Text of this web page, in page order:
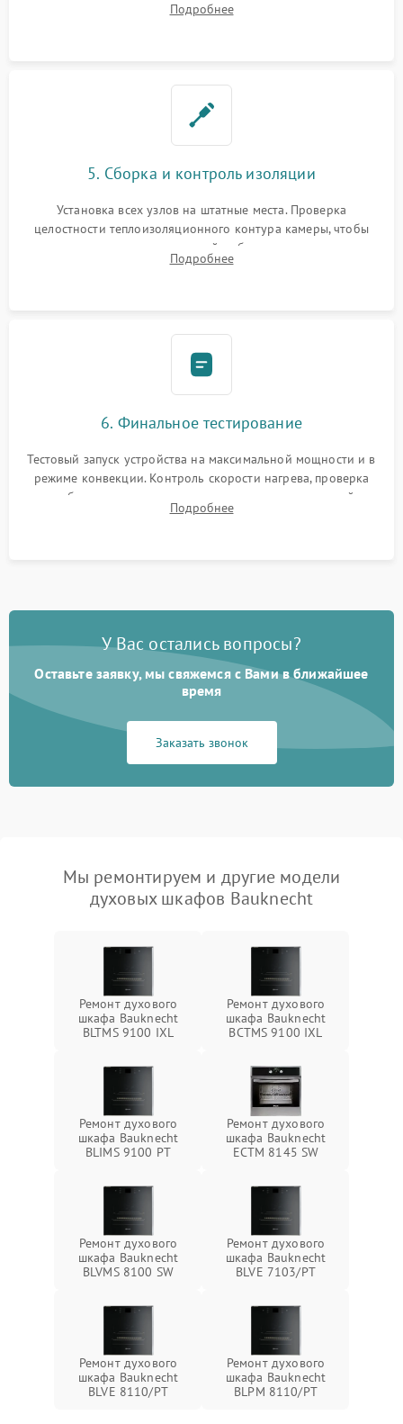
выгоревших реле, восстановление контактов и замена
Подробнее
5. Сборка и контроль изоляции
Установка всех узлов на штатные места. Проверка
целостности теплоизоляционного контура камеры, чтобы
исключить перегрев кухонной мебели и потерю тепла.
Надежная фиксация клемм и сборка корпуса шкафа.
Подробнее
6. Финальное тестирование
Тестовый запуск устройства на максимальной мощности и в
режиме конвекции. Контроль скорости нагрева, проверка
срабатывания термостата при достижении заданной
температуры и тест на отсутствие утечек тока.
Подробнее
У Вас остались вопросы?
Оставьте заявку, мы свяжемся с Вами в ближайшее
время
Заказать звонок
Мы ремонтируем и другие модели
духовых шкафов Bauknecht
Ремонт духового
шкафа Bauknecht
BLTMS 9100 IXL
Ремонт духового
шкафа Bauknecht
BCTMS 9100 IXL
Ремонт духового
шкафа Bauknecht
BLIMS 9100 PT
Ремонт духового
шкафа Bauknecht
ECTM 8145 SW
Ремонт духового
шкафа Bauknecht
BLVMS 8100 SW
Ремонт духового
шкафа Bauknecht
BLVE 7103/PT
Ремонт духового
шкафа Bauknecht
BLVE 8110/PT
Ремонт духового
шкафа Bauknecht
BLPM 8110/PT